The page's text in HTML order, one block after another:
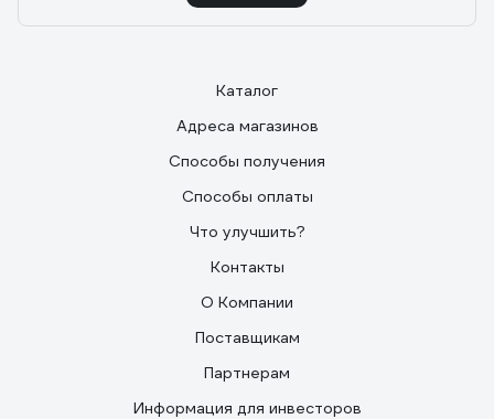
Каталог
Адреса магазинов
Способы получения
Способы оплаты
Что улучшить?
Контакты
О Компании
Поставщикам
Партнерам
Информация для инвесторов